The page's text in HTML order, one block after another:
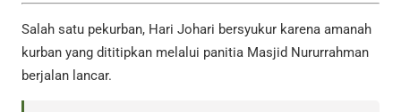
Salah satu pekurban, Hari Johari bersyukur karena amanah
kurban yang dititipkan melalui panitia Masjid Nururrahman
berjalan lancar.